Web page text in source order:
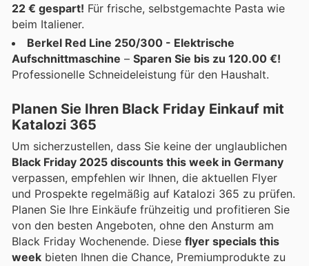
22 € gespart! Für frische, selbstgemachte Pasta wie
beim Italiener.
Berkel Red Line 250/300 - Elektrische
Aufschnittmaschine – Sparen Sie bis zu 120.00 €!
Professionelle Schneideleistung für den Haushalt.
Planen Sie Ihren Black Friday Einkauf mit
Katalozi 365
Um sicherzustellen, dass Sie keine der unglaublichen
Black Friday 2025 discounts this week in Germany
verpassen, empfehlen wir Ihnen, die aktuellen Flyer
und Prospekte regelmäßig auf Katalozi 365 zu prüfen.
Planen Sie Ihre Einkäufe frühzeitig und profitieren Sie
von den besten Angeboten, ohne den Ansturm am
Black Friday Wochenende. Diese flyer specials this
week bieten Ihnen die Chance, Premiumprodukte zu